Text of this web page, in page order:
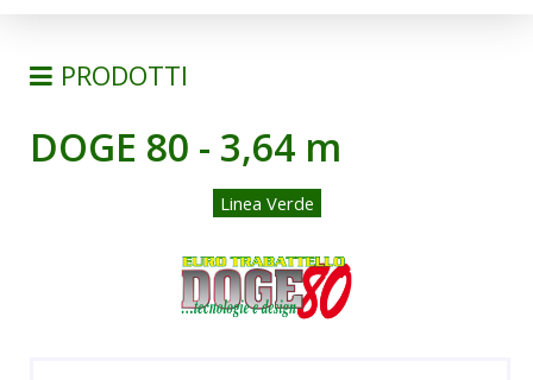
PRODOTTI
SCALE
TRABATTELLI ALLUMINIO
SGABELLI E CAVALLETTI
DOGE 80 - 3,64 m
Linea Verde